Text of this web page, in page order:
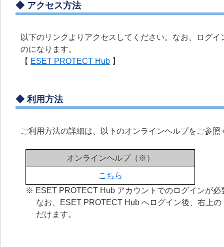
◆ アクセス方法
以下のリンクよりアクセスしてください。なお、ログ
のになります。
【 ESET PROTECT Hub 】
◆ 利用方法
ご利用方法の詳細は、以下のオンラインヘルプをご参照
オンラインヘルプ（※）
こちら
※ ESET PROTECT Hub アカウントでのログインが必
なお、ESET PROTECT Hub へログイン後、右上
だけます。